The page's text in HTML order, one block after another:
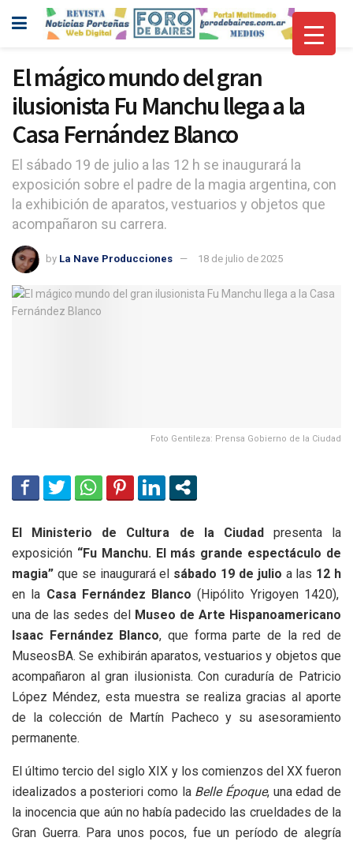
El mágico mundo del gran
ilusionista Fu Manchu llega a la
Casa Fernández Blanco
El sábado 19 de julio a las 12 h se inaugurará la
exposición sobre el padre de la magia argentina, con
la exhibición de aparatos, vestuarios y objetos que
acompañaron su carrera.
by La Nave Producciones 18 de julio de 2025
Foto Gentileza: Prensa Gobierno de la Ciudad
El Ministerio de Cultura de la Ciudad
presenta la
exposición “Fu Manchu. El más grande espectáculo de
magia” que se inaugurará el sábado 19 de julio a las 12 h
en la Casa Fernández Blanco (Hipólito Yrigoyen 1420),
una de las sedes del
Museo de Arte Hispanoamericano
Isaac Fernández Blanco, que forma parte de la red de
MuseosBA. Se exhibirán aparatos, vestuarios y objetos que
acompañaron al gran ilusionista. Con curaduría de Patricio
López Méndez, esta muestra se realiza gracias al aporte
de la colección de Martín Pacheco y su asesoramiento
permanente.
El último tercio del siglo XIX y los comienzos del XX fueron
idealizados a posteriori como la Belle Époque, una edad de
la inocencia que aún no había padecido las crueldades de la
Gran Guerra. Para unos pocos, fue un período de alegría